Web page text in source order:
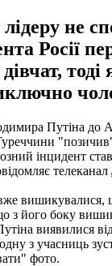
не
Росії
Путіна до
інцидент
телеканал
вишикувалися,
з його боку
виявилися
з учасниць
фото.